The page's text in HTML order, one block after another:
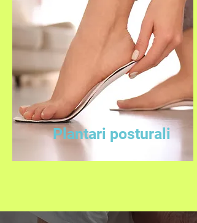
Plantari posturali